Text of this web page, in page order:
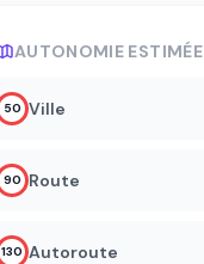
AUTONOMIE ESTIMÉE
50 Ville
90 Route
130 Autoroute